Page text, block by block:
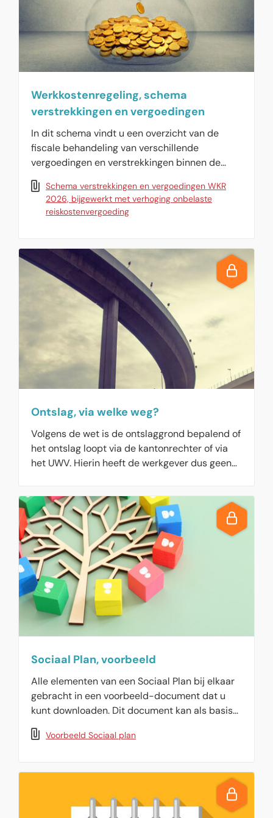
Werkkostenregeling, schema
verstrekkingen en vergoedingen
In dit schema vindt u een overzicht van de
fiscale behandeling van verschillende
vergoedingen en verstrekkingen binnen de
werkkostenregeling.
Schema verstrekkingen en vergoedingen WKR
2026, bijgewerkt met verhoging onbelaste
reiskostenvergoeding
Ontslag, via welke weg?
Volgens de wet is de ontslaggrond bepalend of
het ontslag loopt via de kantonrechter of via
het UWV. Hierin heeft de werkgever dus geen
Sociaal Plan, voorbeeld
Alle elementen van een Sociaal Plan bij elkaar
gebracht in een voorbeeld-document dat u
kunt downloaden. Dit document kan als basis
dienen voor nadere uitwerking binnen uw
organisatie.
Voorbeeld Sociaal plan